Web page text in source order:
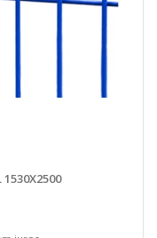
1530X2500